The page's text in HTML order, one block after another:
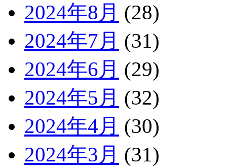
2024年8月 (28)
2024年7月 (31)
2024年6月 (29)
2024年5月 (32)
2024年4月 (30)
2024年3月 (31)